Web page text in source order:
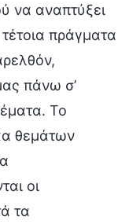
να αναπτύξει
πράγματα
πάνω σ’
Το
θεμάτων
οι
τα